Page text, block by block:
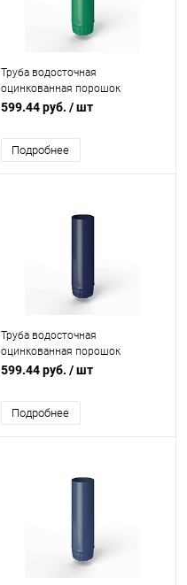
Труба водосточная
оцинкованная порошок
ф125х1250мм RAL 6032
599.44 руб. / шт
Подробнее
Труба водосточная
оцинкованная порошок
ф125х1250мм RAL 5013
599.44 руб. / шт
Подробнее